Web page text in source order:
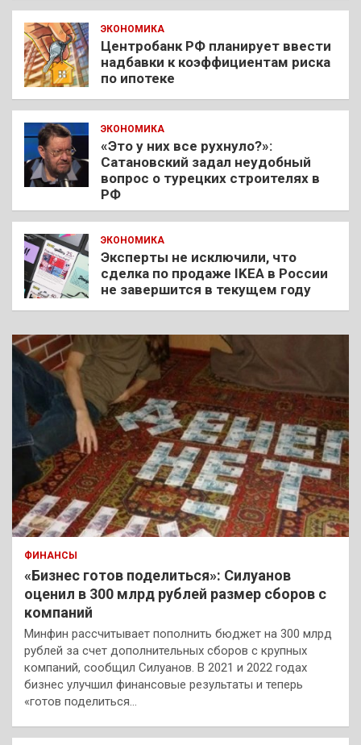
ЭКОНОМИКА
Центробанк РФ планирует ввести
надбавки к коэффициентам риска
по ипотеке
ЭКОНОМИКА
«Это у них все рухнуло?»:
Сатановский задал неудобный
вопрос о турецких строителях в
РФ
ЭКОНОМИКА
Эксперты не исключили, что
сделка по продаже IKEA в России
не завершится в текущем году
ФИНАНСЫ
«Бизнес готов поделиться»: Силуанов
оценил в 300 млрд рублей размер сборов с
компаний
Минфин рассчитывает пополнить бюджет на 300 млрд
рублей за счет дополнительных сборов с крупных
компаний, сообщил Силуанов. В 2021 и 2022 годах
бизнес улучшил финансовые результаты и теперь
«готов поделиться…